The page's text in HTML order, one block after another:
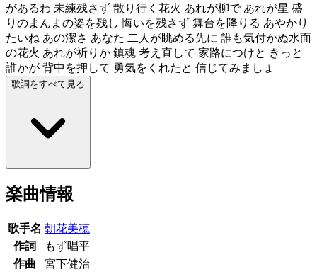
があるわ 未練残さず 散り行く花火 あれが柳で あれが星 盛
りのまんまの姿を残し 悔いを残さず 舞台を降りる あやかり
たいね あの潔さ あなた 二人が眺める先に 誰も気付かぬ水面
の花火 あれが祈りか 鎮魂 考え直して 家路につけと きっと
誰かが 背中を押して 勇気をくれたと 信じてみましょ
歌詞をすべて見る
楽曲情報
歌手名 朝花美穂
作詞
もず唱平
作曲
宮下健治